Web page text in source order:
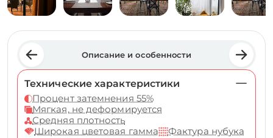
Описание и особенности
Технические характеристики
Процент затемнения 55%
Мягкая, не деформируется
Средняя плотность
Широкая цветовая гамма
Фактура нубука